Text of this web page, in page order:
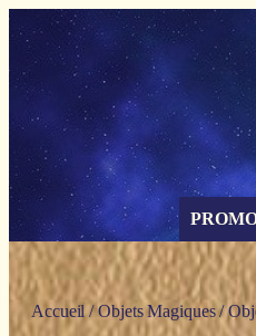
Panneau de gestion des cookies
Accueil /Objets Magiques/